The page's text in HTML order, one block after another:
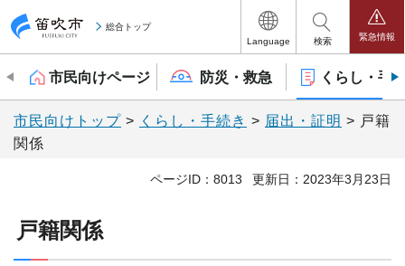
笛吹市
総合トップ
Language
検索 緊急情報
市民向けページ 防災・救急 くらし・手
市民向けトップ > くらし・手続き > 届出・証明 > 戸籍
関係
ページID：8013 更新日：2023年3月23日
戸籍関係